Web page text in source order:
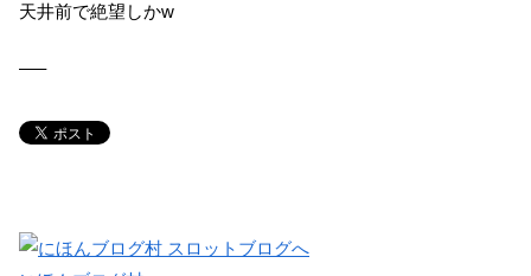
天井前で絶望しかw
—–